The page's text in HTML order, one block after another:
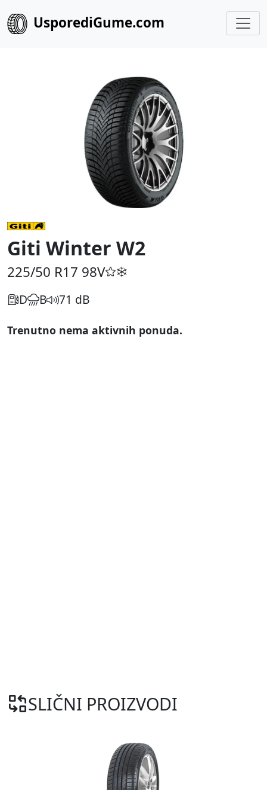
UsporediGume.com
Giti Winter W2
225/50 R17 98V
D B 71 dB
Trenutno nema aktivnih ponuda.
SLIČNI PROIZVODI